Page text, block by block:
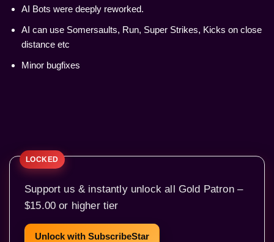
AI Bots were deeply reworked.
AI can use Somersaults, Run, Super Strikes, Kicks on close
distance etc
Minor bugfixes
Support us & instantly unlock all Gold Patron –
$15.00 or higher tier
Unlock with SubscribeStar